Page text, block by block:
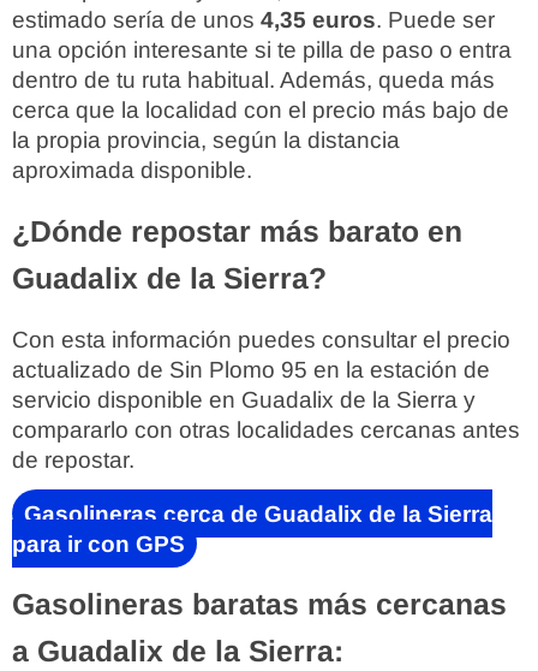
estimado sería de unos 4,35 euros. Puede ser
una opción interesante si te pilla de paso o entra
dentro de tu ruta habitual. Además, queda más
cerca que la localidad con el precio más bajo de
la propia provincia, según la distancia
aproximada disponible.
¿Dónde repostar más barato en
Guadalix de la Sierra?
Con esta información puedes consultar el precio
actualizado de Sin Plomo 95 en la estación de
servicio disponible en Guadalix de la Sierra y
compararlo con otras localidades cercanas antes
de repostar.
Gasolineras cerca de Guadalix de la Sierra
para ir con GPS
Gasolineras baratas más cercanas
a Guadalix de la Sierra: